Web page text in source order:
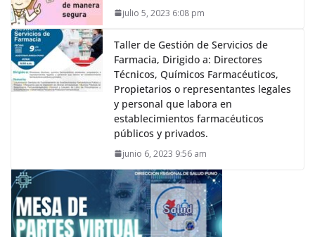
julio 5, 2023 6:08 pm
Taller de Gestión de Servicios de
Farmacia, Dirigido a: Directores
Técnicos, Químicos Farmacéuticos,
Propietarios o representantes legales
y personal que labora en
establecimientos farmacéuticos
públicos y privados.
junio 6, 2023 9:56 am